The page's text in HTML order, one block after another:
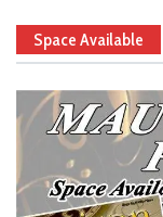
Space Available